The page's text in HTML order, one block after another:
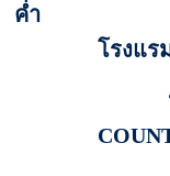
ค่ำ รับประ
โรงแร
นำท่านเ